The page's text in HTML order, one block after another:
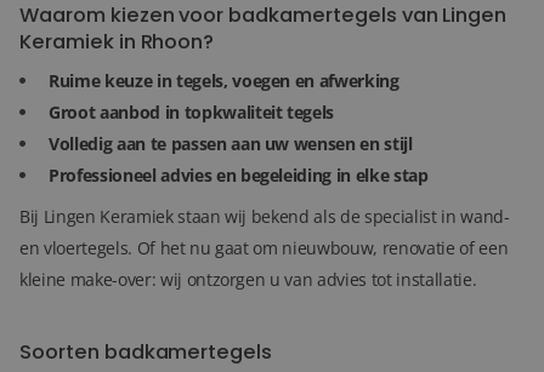
Waarom kiezen voor badkamertegels van Lingen
Keramiek in Rhoon?
Ruime keuze in tegels, voegen en afwerking
Groot aanbod in topkwaliteit tegels
Volledig aan te passen aan uw wensen en stijl
Professioneel advies en begeleiding in elke stap
Bij Lingen Keramiek staan wij bekend als de specialist in wand-
en vloertegels. Of het nu gaat om nieuwbouw, renovatie of een
kleine make-over: wij ontzorgen u van advies tot installatie.
Soorten badkamertegels